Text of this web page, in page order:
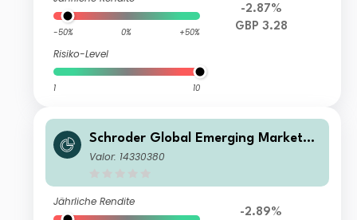
-50% 0% +50%
Risiko-Level
1 10
-2.87%
GBP 3.28
Schroder Global Emerging Markets F
und Z Income GBP
Valor: 14330380
Jährliche Rendite
-2.89%